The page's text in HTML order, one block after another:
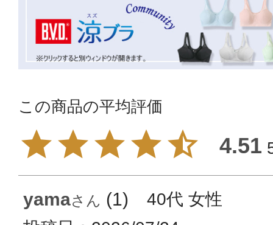
4.51
yama 1 40代 女性